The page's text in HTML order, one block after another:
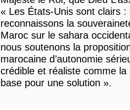
« Les États-Unis sont clairs :
reconnaissons la
Maroc sur le sahara
nous soutenons la
marocaine d’autonomie
crédible et réaliste comme la
base pour une solution ».